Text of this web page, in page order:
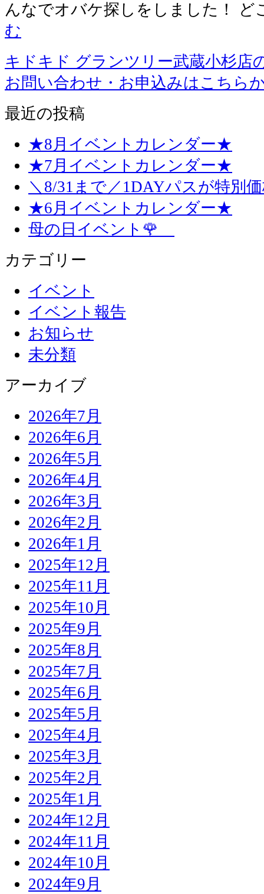
んなでオバケ探しをしました！
む
キドキド グランツリー武蔵小杉店
お問い合わせ・お申込みはこちら
最近の投稿
★8月イベントカレンダー★
★7月イベントカレンダー★
＼8/31まで／1DAYパスが特別
★6月イベントカレンダー★
母の日イベント🌹
カテゴリー
イベント
イベント報告
お知らせ
未分類
アーカイブ
2026年7月
2026年6月
2026年5月
2026年4月
2026年3月
2026年2月
2026年1月
2025年12月
2025年11月
2025年10月
2025年9月
2025年8月
2025年7月
2025年6月
2025年5月
2025年4月
2025年3月
2025年2月
2025年1月
2024年12月
2024年11月
2024年10月
2024年9月